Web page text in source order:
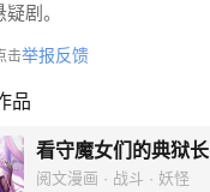
剧。
击举报反馈
品
看守魔女们的典狱长
阅文漫画 · 战斗 · 妖怪